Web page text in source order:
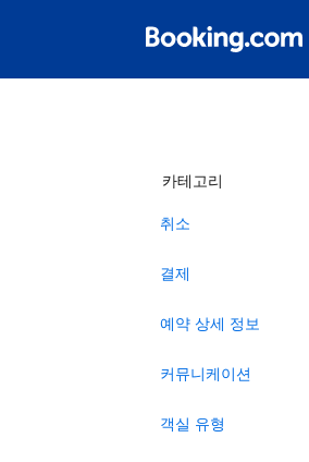
카테고리
취소
결제
예약 상세 정보
커뮤니케이션
객실 유형